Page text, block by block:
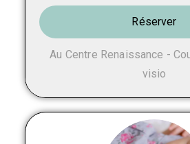
Réserver
Au Centre Renaissance -
visio